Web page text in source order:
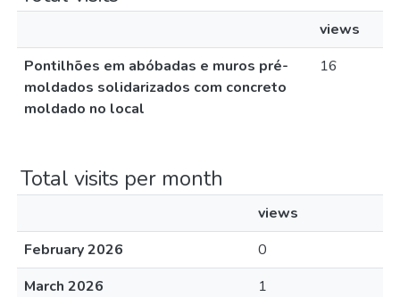
views
Pontilhões em abóbadas e muros pré-
moldados solidarizados com concreto
moldado no local
16
Total visits per month
views
February 2026
0
March 2026
1